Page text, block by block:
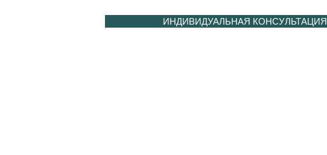
ИНДИВИДУАЛЬНАЯ КОНСУЛЬТАЦИЯ